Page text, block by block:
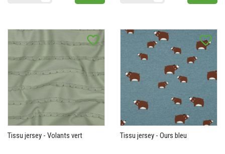
favorite_border
Tissu jersey - Volants vert
favorite_border
Tissu jersey - Ours bleu